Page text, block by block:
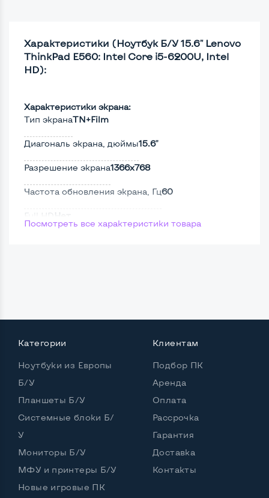
Характеристики (Ноутбук Б/У 15.6" Lenovo
ThinkPad E560: Intel Core i5-6200U, Intel
HD):
Характеристики экрана:
Тип экранаTN+Film
Диагональ экрана, дюймы15.6"
Разрешение экрана1366x768
Частота обновления экрана, Гц60
Full HD Нет
Мощность:
Частота процессора (базовая-максимальная)
Intel Core i5-6200U (2,30 - 2,80 GHz)
Тип оперативной памяти
DDR3
SSD 2,5" или HDD
Посмотреть все характеристики товара
Категории
Ноутбуки из Европы
Б/У
Планшеты Б/У
Системные блоки Б/
У
Мониторы Б/У
МФУ и принтеры Б/У
Новые игровые ПК
Клиентам
Подбор ПК
Аренда
Оплата
Рассрочка
Гарантия
Доставка
Контакты